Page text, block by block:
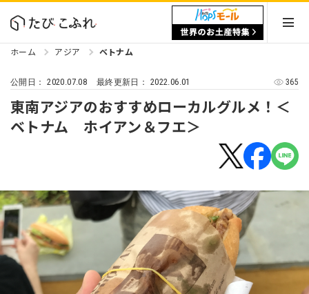
ホーム アジア ベトナム
公開日：2020.07.08 最終更新日： 2022.06.01 365
東南アジアのおすすめローカルグルメ！＜
ベトナム ホイアン＆フエ＞